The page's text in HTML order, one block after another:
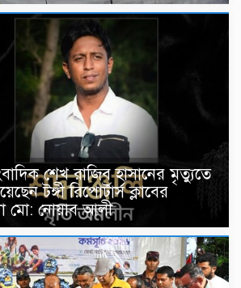
শেখ রাজিব হাসানের মৃত্যুতে
টঙ্গী রিপোর্টার্স ক্লাবের
মো: নোয়াব আলী